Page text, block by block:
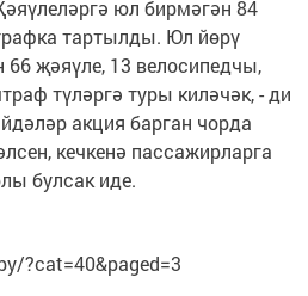
юл бирмәгән 84
тартылды. Юл йөрү
66 җәяүле, 13 велосипедчы,
түләргә туры киләчәк, - ди
акция барган чорда
кечкенә пассажирларга
булсак иде.
?cat=40&paged=3